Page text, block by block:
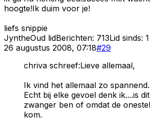
hoogte!Ik duim voor je!
liefs snippie
JyntheOud lidBerichten: 713Lid sinds:
26 augustus 2008, 07:18#29
chriva schreef:Lieve allemaal,
Ik vind het allemaal zo spannend.
Echt bij elke gevoel denk ik....is
zwanger ben of omdat de
kom.